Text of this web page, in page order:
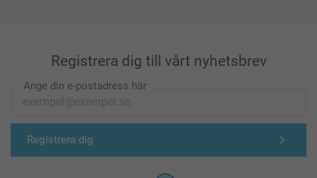
Registrera dig till vårt nyhetsbrev
Ange din e-postadress här
Registrera dig